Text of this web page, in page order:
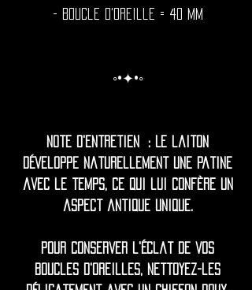
- Boucle d'oreille = 40 mm
◦•✦•◦
Note d'entretien : Le laiton
développe naturellement une patine
avec le temps, ce qui lui confère un
aspect antique unique.
Pour conserver l'éclat de vos
boucles d'oreilles, nettoyez-les